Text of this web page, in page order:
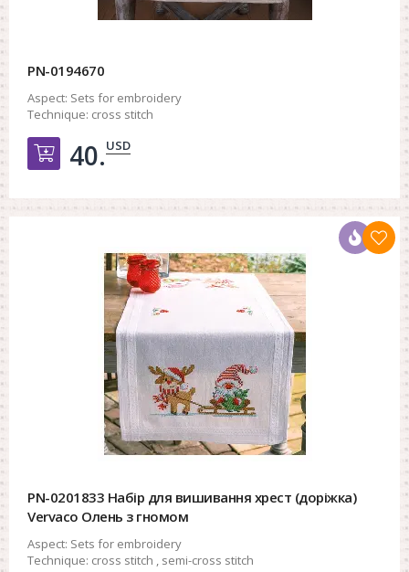
PN-0194670
Aspect: Sets for embroidery
Technique: cross stitch
Добавить в корзину
40.USD
PN-0201833 Набір для вишивання хрест (доріжка)
Vervaco Олень з гномом
Aspect: Sets for embroidery
Technique: cross stitch , semi-cross stitch